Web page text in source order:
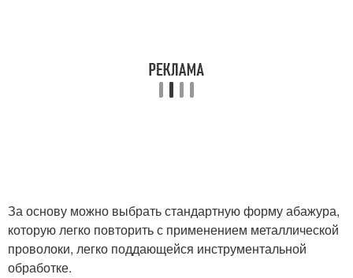
За основу можно выбрать стандартную форму абажура,
которую легко повторить с применением металлической
проволоки, легко поддающейся инструментальной
обработке.